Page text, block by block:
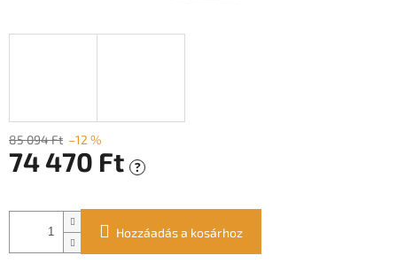
85 094 Ft –12 %
74 470 Ft ?
Hozzáadás a kosárhoz